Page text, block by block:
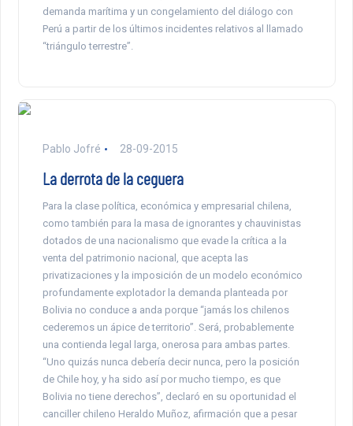
demanda marítima y un congelamiento del diálogo con
Perú a partir de los últimos incidentes relativos al llamado
“triángulo terrestre”.
Pablo Jofré 28-09-2015
La derrota de la ceguera
Para la clase política, económica y empresarial chilena,
como también para la masa de ignorantes y chauvinistas
dotados de una nacionalismo que evade la crítica a la
venta del patrimonio nacional, que acepta las
privatizaciones y la imposición de un modelo económico
profundamente explotador la demanda planteada por
Bolivia no conduce a anda porque “jamás los chilenos
cederemos un ápice de territorio”. Será, probablemente
una contienda legal larga, onerosa para ambas partes.
“Uno quizás nunca debería decir nunca, pero la posición
de Chile hoy, y ha sido así por mucho tiempo, es que
Bolivia no tiene derechos”, declaró en su oportunidad el
canciller chileno Heraldo Muñoz, afirmación que a pesar